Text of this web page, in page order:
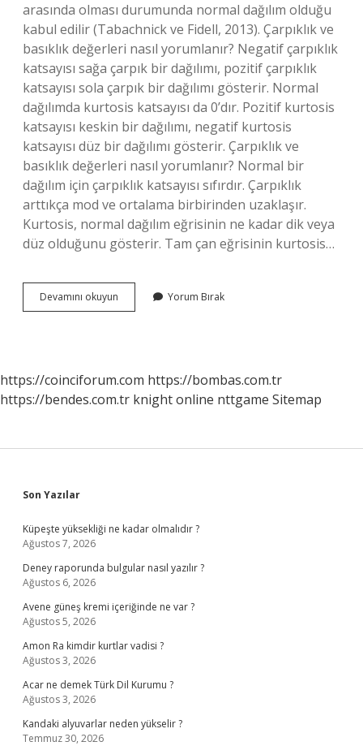
arasında olması durumunda normal dağılım olduğu
kabul edilir (Tabachnick ve Fidell, 2013). Çarpıklık ve
basıklık değerleri nasıl yorumlanır? Negatif çarpıklık
katsayısı sağa çarpık bir dağılımı, pozitif çarpıklık
katsayısı sola çarpık bir dağılımı gösterir. Normal
dağılımda kurtosis katsayısı da 0’dır. Pozitif kurtosis
katsayısı keskin bir dağılımı, negatif kurtosis
katsayısı düz bir dağılımı gösterir. Çarpıklık ve
basıklık değerleri nasıl yorumlanır? Normal bir
dağılım için çarpıklık katsayısı sıfırdır. Çarpıklık
arttıkça mod ve ortalama birbirinden uzaklaşır.
Kurtosis, normal dağılım eğrisinin ne kadar dik veya
düz olduğunu gösterir. Tam çan eğrisinin kurtosis…
Devamını okuyun Skewness
Ve
Yorum Bırak
https://coinciforum.com https://bombas.com.tr
https://bendes.com.tr knight online nttgame Sitemap
Sidebar
Son Yazılar
Küpeşte yüksekliği ne kadar olmalıdır ?
Ağustos 7, 2026
Deney raporunda bulgular nasıl yazılır ?
Ağustos 6, 2026
Avene güneş kremi içeriğinde ne var ?
Ağustos 5, 2026
Amon Ra kimdir kurtlar vadisi ?
Ağustos 3, 2026
Acar ne demek Türk Dil Kurumu ?
Ağustos 3, 2026
Kandaki alyuvarlar neden yükselir ?
Temmuz 30, 2026